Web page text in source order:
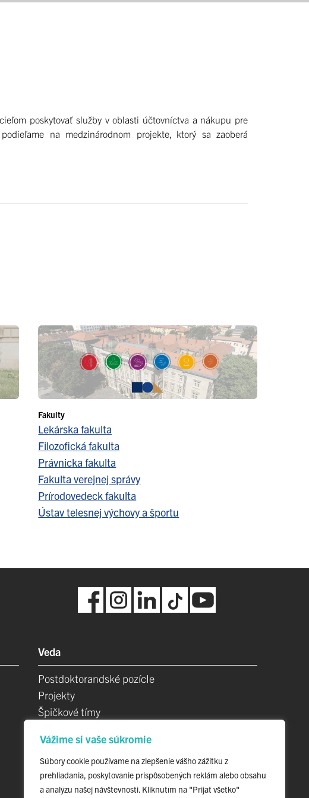
Vážime si vaše súkromie
Súbory cookie používame na zlepšenie vášho zážitku z
prehliadania, poskytovanie prispôsobených reklám alebo obsahu
a analýzu našej návštevnosti. Kliknutím na "Prijať všetko"
poskytovať služby v oblasti účtovníctva a nákupu pre
na medzinárodnom projekte, ktorý sa zaoberá
Fakulty
Lekárska fakulta
Filozofická fakulta
Právnicka fakulta
Fakulta verejnej správy
Prírodovedeck fakulta
Ústav telesnej výchovy a športu
Veda
Postdoktorandské pozícIe
Projekty
Špičkové tímy
Vedecké parky
Evidencia publikačnej činnosti
Habilitačné a vymenúvacie konania